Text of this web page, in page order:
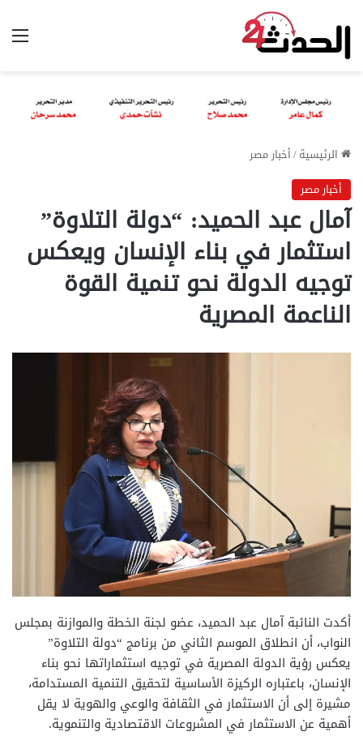
الرئيسية/أخبار مصر
أخبار مصر
آمال عبد الحميد: “دولة التلاوة”
استثمار في بناء الإنسان ويعكس
توجيه الدولة نحو تنمية القوة
الناعمة المصرية
أكدت النائبة آمال عبد الحميد، عضو لجنة الخطة والموازنة بمجلس
النواب، أن انطلاق الموسم الثاني من برنامج “دولة التلاوة”
يعكس رؤية الدولة المصرية في توجيه استثماراتها نحو بناء
الإنسان، باعتباره الركيزة الأساسية لتحقيق التنمية المستدامة،
مشيرة إلى أن الاستثمار في الثقافة والوعي والهوية لا يقل
أهمية عن الاستثمار في المشروعات الاقتصادية والتنموية.